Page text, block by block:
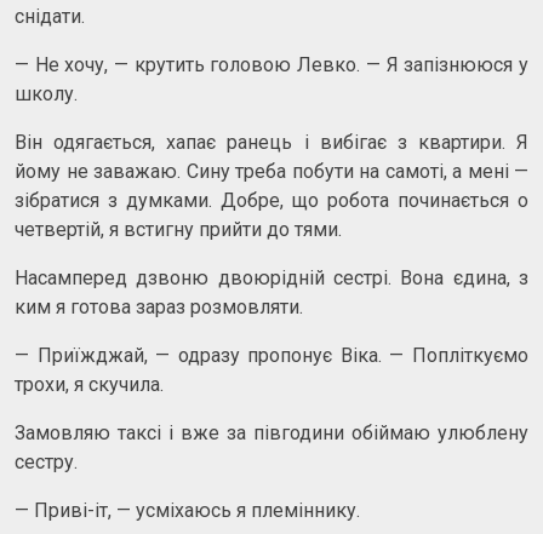
снідати.
— Не хочу, — крутить головою Левко. — Я запізнююся у
школу.
Він одягається, хапає ранець і вибігає з квартири. Я
йому не заважаю. Сину треба побути на самоті, а мені —
зібратися з думками. Добре, що робота починається о
четвертій, я встигну прийти до тями.
Насамперед дзвоню двоюрідній сестрі. Вона єдина, з
ким я готова зараз розмовляти.
— Приїжджай, — одразу пропонує Віка. — Попліткуємо
трохи, я скучила.
Замовляю таксі і вже за півгодини обіймаю улюблену
сестру.
— Приві-іт, — усміхаюсь я племіннику.